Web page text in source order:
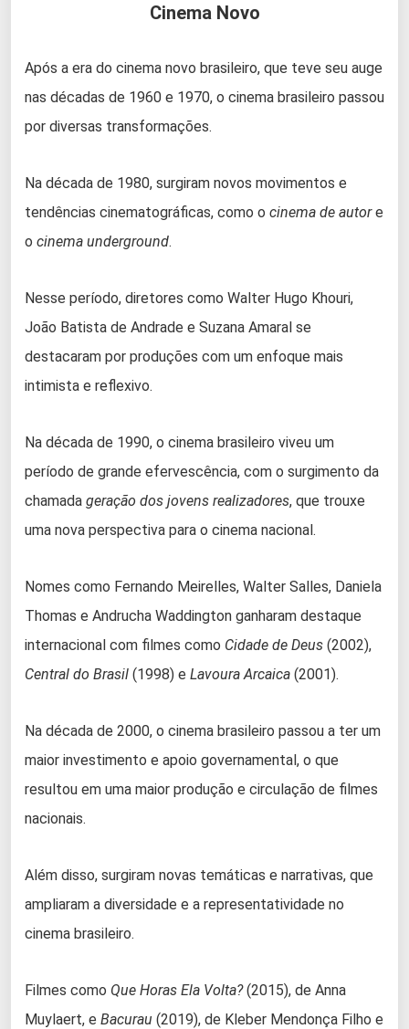
Cinema Novo
Após a era do cinema novo brasileiro, que teve seu auge
nas décadas de 1960 e 1970, o cinema brasileiro passou
por diversas transformações.
Na década de 1980, surgiram novos movimentos e
tendências cinematográficas, como o cinema de autore
o cinema underground.
Nesse período, diretores como Walter Hugo Khouri,
João Batista de Andrade e Suzana Amaral se
destacaram por produções com um enfoque mais
intimista e reflexivo.
Na década de 1990, o cinema brasileiro viveu um
período de grande efervescência, com o surgimento da
chamada geração dos jovens realizadores, que trouxe
uma nova perspectiva para o cinema nacional.
Nomes como Fernando Meirelles, Walter Salles, Daniela
Thomas e Andrucha Waddington ganharam destaque
internacional com filmes como Cidade de Deus (2002),
Central do Brasil (1998) e Lavoura Arcaica (2001).
Na década de 2000, o cinema brasileiro passou a ter um
maior investimento e apoio governamental, o que
resultou em uma maior produção e circulação de filmes
nacionais.
Além disso, surgiram novas temáticas e narrativas, que
ampliaram a diversidade e a representatividade no
cinema brasileiro.
Filmes como Que Horas Ela Volta?(2015), de Anna
Muylaert, e Bacurau (2019), de Kleber Mendonça Filho e